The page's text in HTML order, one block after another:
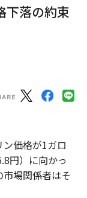
下落の約束
価格が1ガロ
円）に向かっ
場関係者はそ